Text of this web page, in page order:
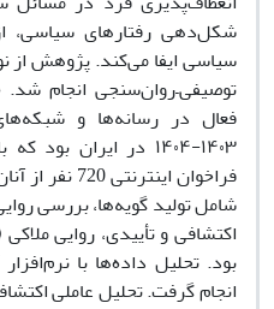
شکل‌دهی رفتارهای سیاسی،
سیاسی ایفا می‌کند. پژوهش از
توصیفی–روان‌سنجی انجام
فعال در رسانه‌ها و
۱۴۰۳-۱۴۰۴ در
فراخوان
شامل تولید گویه‌ها، بررسی
اکتشافی و تأییدی، روایی